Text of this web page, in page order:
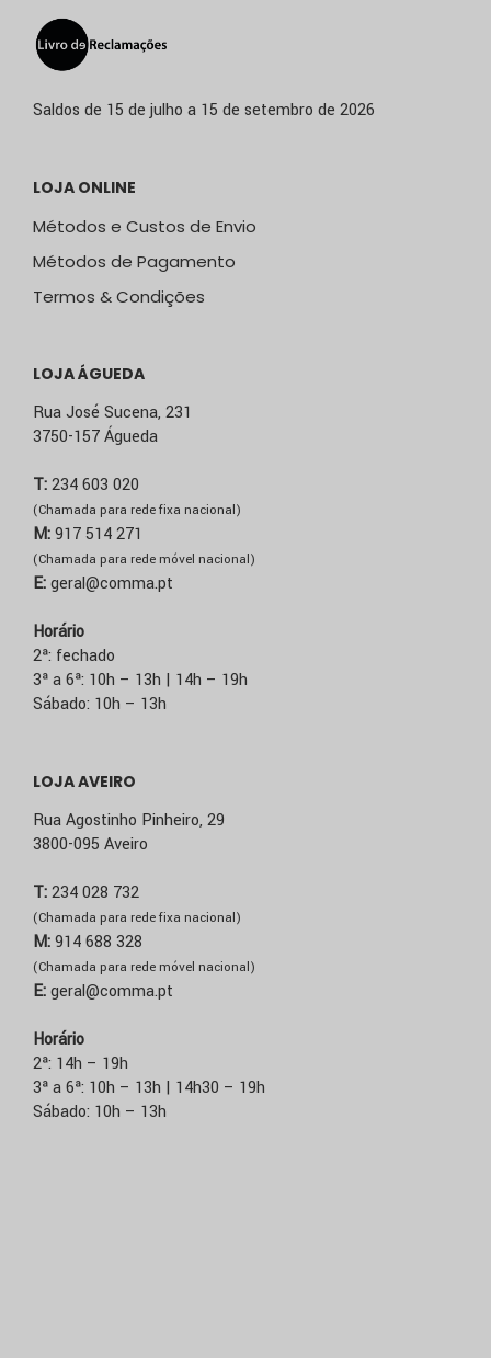
Saldos de 15 de julho a 15 de setembro de 2026
LOJA ONLINE
Métodos e Custos de Envio
Métodos de Pagamento
Termos & Condições
LOJA ÁGUEDA
Rua José Sucena, 231
3750-157 Águeda
T:234 603 020
(Chamada para rede fixa nacional)
M:917 514 271
(Chamada para rede móvel nacional)
E:geral@comma.pt
Horário
2ª: fechado
3ª a 6ª: 10h – 13h | 14h – 19h
Sábado: 10h – 13h
LOJA AVEIRO
Rua Agostinho Pinheiro, 29
3800-095 Aveiro
T:234 028 732
(Chamada para rede fixa nacional)
M:914 688 328
(Chamada para rede móvel nacional)
E:geral@comma.pt
Horário
2ª: 14h – 19h
3ª a 6ª: 10h – 13h | 14h30 – 19h
Sábado: 10h – 13h